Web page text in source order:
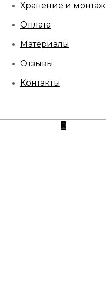
Хранение и монтаж
Оплата
Материалы
Отзывы
Контакты
0